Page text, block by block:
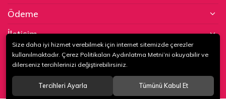
Ödeme
İletişim
© 2020KAPTAN KUNDURA DERİ MAMÜLLERİ KONF. TİC. VE SAN. LTD.
ŞTİ. Tüm hakları saklıdır.
Size daha iyi hizmet verebilmek için internet sitemizde çerezler
kullanılmaktadır. Çerez Politikaları Aydınlatma Metni’ni okuyabilir ve
dilerseniz tercihlerinizi değiştirebilirsiniz.
Tercihleri Ayarla Tümünü Kabul Et